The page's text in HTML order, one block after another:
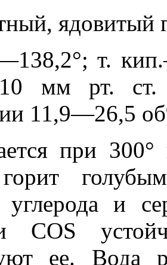
ядовитый
т.
мм рт. ст.
11,9—26,5
при
углерода и
COS
ее. Вода